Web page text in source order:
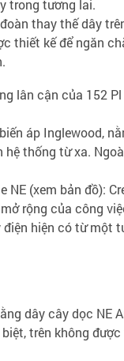
trong tương lai.
thay thế dây
thiết kế để ngăn
lân cận của 152 Pl
áp Inglewood,
thống từ xa.
NE (xem bản đồ):
rộng của công
hiện có từ một
dây cây dọc NE
trên không